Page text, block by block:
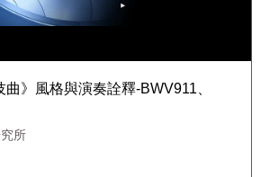
》風格與演奏詮釋-BWV911、
所